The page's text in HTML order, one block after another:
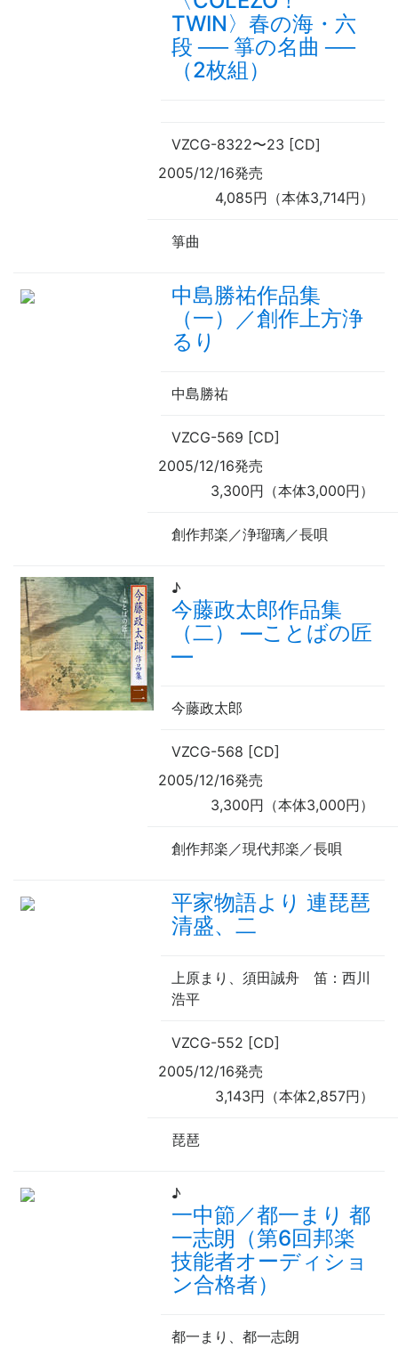
TWIN〉春の海・六
段──箏の名曲──
（2枚組）
VZCG-8322〜23 [CD]
2005/12/16発売
4,085円（本体3,714円）
箏曲
中島勝祐作品集
（一）／創作上方浄
るり
中島勝祐
VZCG-569 [CD]
2005/12/16発売
3,300円（本体3,000円）
創作邦楽／浄瑠璃／長唄
♪
今藤政太郎作品集
（二） —ことばの匠
—
今藤政太郎
VZCG-568 [CD]
2005/12/16発売
3,300円（本体3,000円）
創作邦楽／現代邦楽／長唄
平家物語より 連琵琶
清盛、二
上原まり、須田誠舟 笛 ：西川
浩平
VZCG-552 [CD]
2005/12/16発売
3,143円（本体2,857円）
琵琶
♪
一中節／都一まり 都
一志朗（第6回邦楽
技能者オーディショ
ン合格者）
都一まり、都一志朗